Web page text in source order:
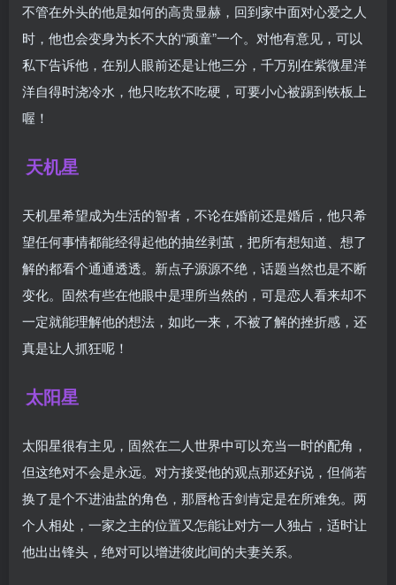
不管在外头的他是如何的高贵显赫，回到家中面对心爱之人
时，他也会变身为长不大的“顽童”一个。对他有意见，可以
私下告诉他，在别人眼前还是让他三分，千万别在紫微星洋
洋自得时浇冷水，他只吃软不吃硬，可要小心被踢到铁板上
喔！
天机星
天机星希望成为生活的智者，不论在婚前还是婚后，他只希
望任何事情都能经得起他的抽丝剥茧，把所有想知道、想了
解的都看个通通透透。新点子源源不绝，话题当然也是不断
变化。固然有些在他眼中是理所当然的，可是恋人看来却不
一定就能理解他的想法，如此一来，不被了解的挫折感，还
真是让人抓狂呢！
太阳星
太阳星很有主见，固然在二人世界中可以充当一时的配角，
但这绝对不会是永远。对方接受他的观点那还好说，但倘若
换了是个不进油盐的角色，那唇枪舌剑肯定是在所难免。两
个人相处，一家之主的位置又怎能让对方一人独占，适时让
他出出锋头，绝对可以增进彼此间的夫妻关系。